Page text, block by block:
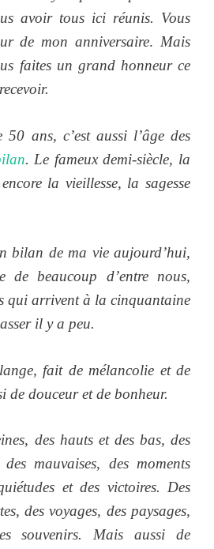
avoir tous ici réunis. Vous
de mon anniversaire. Mais
faites un grand honneur ce
ans, c’est aussi l’âge des
. Le fameux demi-siècle, la
la vieillesse, la sagesse
bilan de ma vie aujourd’hui,
de beaucoup d’entre nous,
qui arrivent à la cinquantaine
il y a peu.
fait de mélancolie et de
de douceur et de bonheur.
des hauts et des bas, des
mauvaises, des moments
et des victoires. Des
des voyages, des paysages,
souvenirs. Mais aussi de